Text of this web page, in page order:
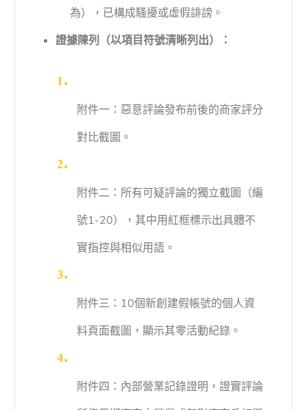
為），已構成騷擾或虛假誹謗。
證據陳列（以項目符號清晰列出）：
附件一：惡意評論發布前後的商家評分
對比截圖。
附件二：所有可疑評論的獨立截圖（編
號1-20），其中用紅框標示出具體不
實指控與相似用語。
附件三：10個新創建假帳號的個人資
料頁面截圖，顯示其零活動紀錄。
附件四：內部營業記錄證明，證實評論